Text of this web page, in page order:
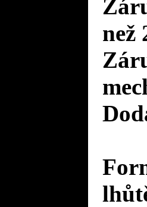
než